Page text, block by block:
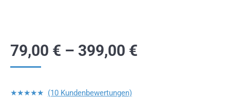
79,00 € – 399,00 €
★★★★★ (10 Kundenbewertungen)